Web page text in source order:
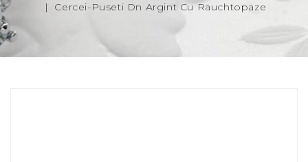
Cercei-Puseti Dn Argint Cu Rauchtopaze